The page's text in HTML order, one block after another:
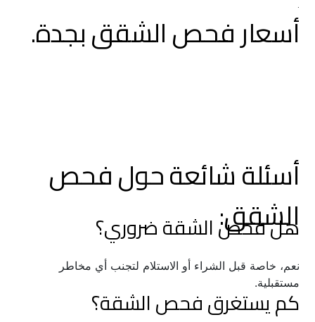
.
أسعار فحص الشقق بجدة.
الشقق:
هل فحص الشقة ضروري؟
مستقبلية.
كم يستغرق فحص الشقة؟